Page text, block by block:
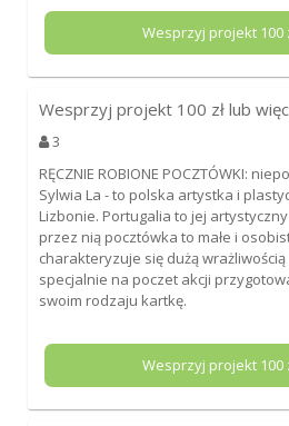
Wesprzyj projekt 100
Wesprzyj projekt 100 zł lub
3
RĘCZNIE ROBIONE POCZTÓWKI:
Sylwia La - to polska artystka i
Lizbonie. Portugalia to jej
przez nią pocztówka to małe i
charakteryzuje się dużą
specjalnie na poczet akcji
swoim rodzaju kartkę.
Wesprzyj projekt 100